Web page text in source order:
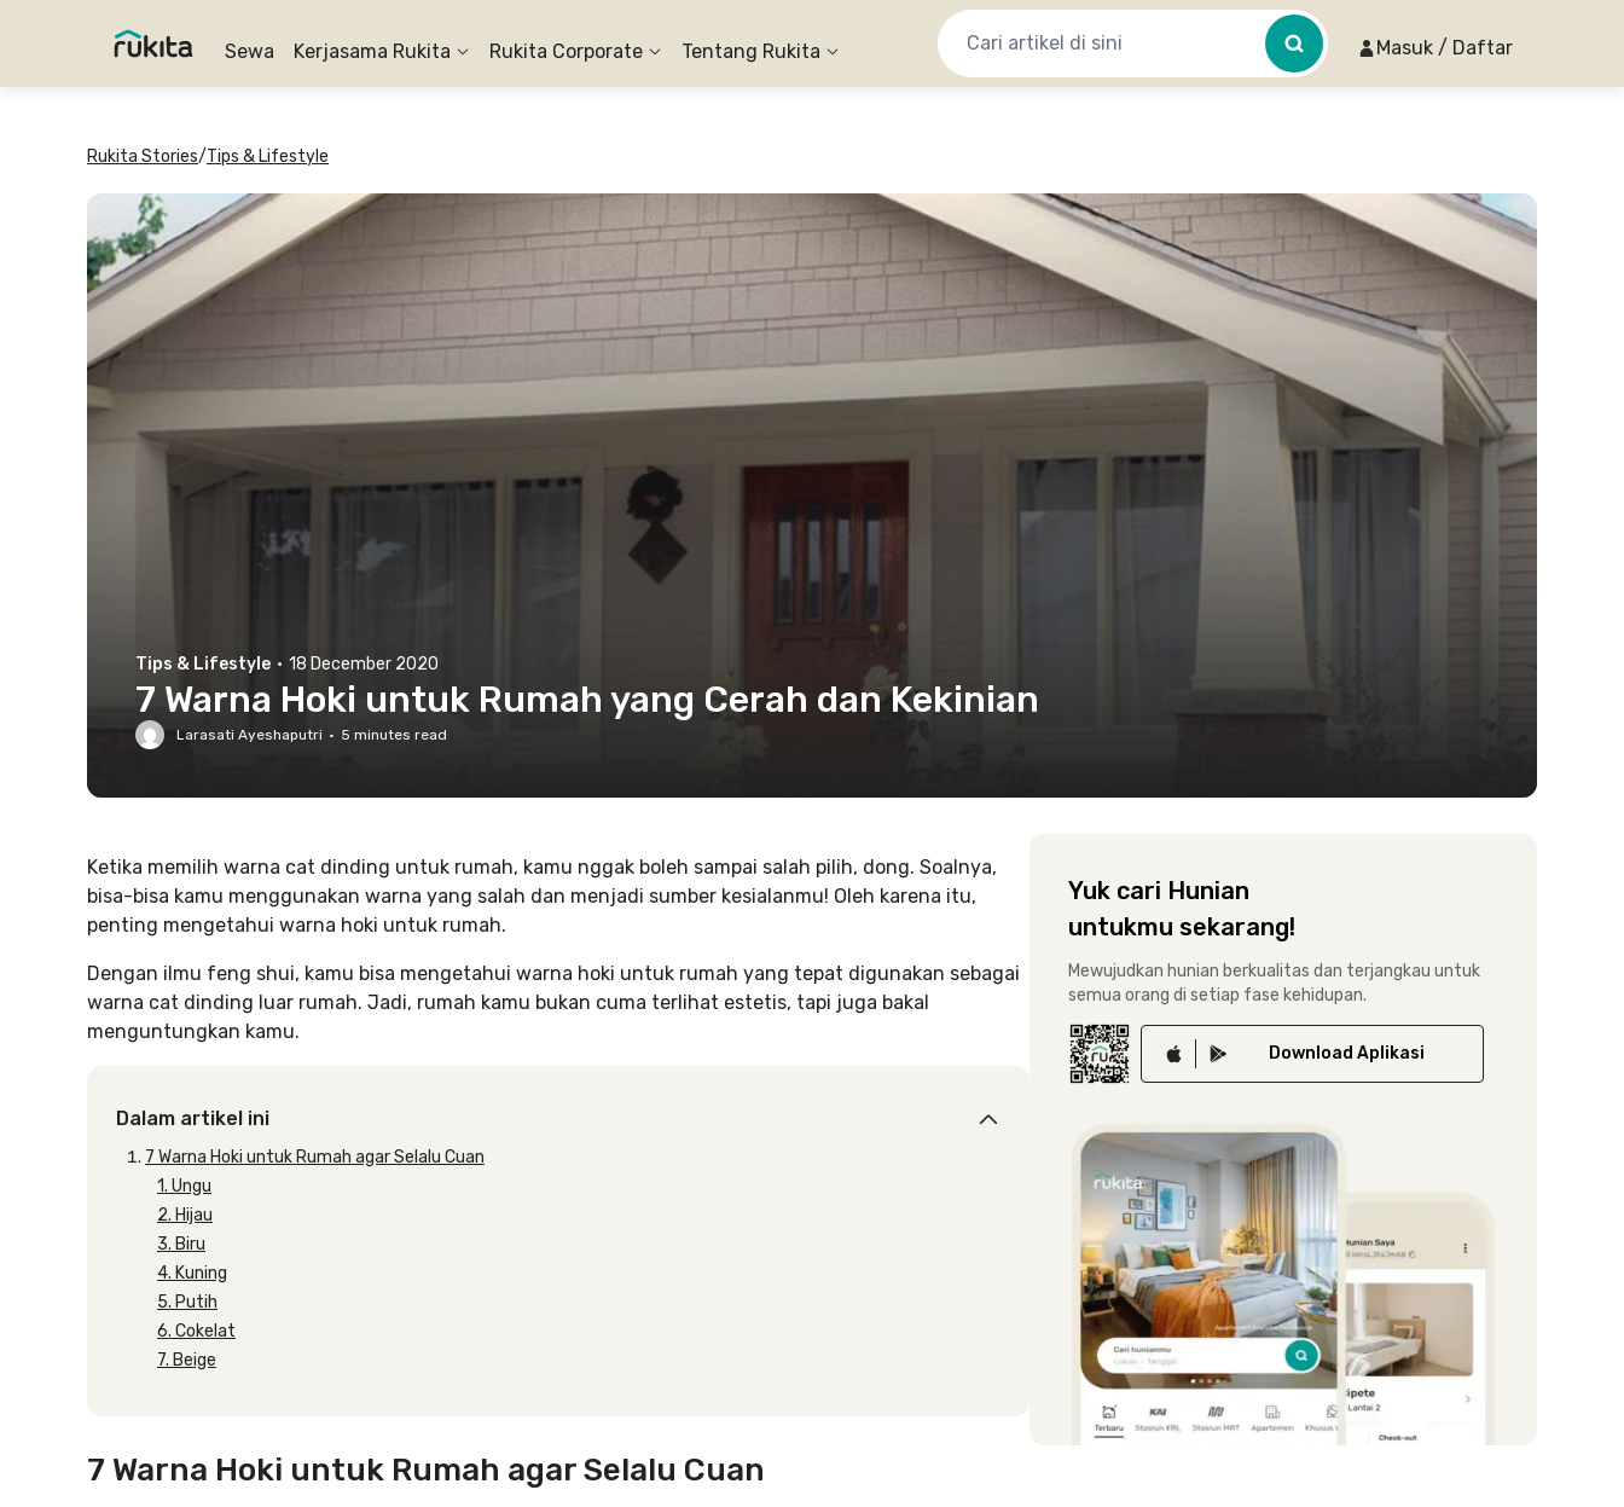
Sewa Kerjasama Rukita Rukita Corporate Tentang Rukita Masuk / Daftar
Rukita Stories/Tips & Lifestyle
Tips & Lifestyle · 18 December 2020
7 Warna Hoki untuk Rumah yang Cerah dan Kekinian
Larasati Ayeshaputri · 5 minutes read
Ketika memilih warna cat dinding untuk rumah, kamu nggak boleh sampai salah pilih, dong. Soalnya,
bisa-bisa kamu menggunakan warna yang salah dan menjadi sumber kesialanmu! Oleh karena itu,
penting mengetahui warna hoki untuk rumah.
Dengan ilmu feng shui, kamu bisa mengetahui warna hoki untuk rumah yang tepat digunakan sebagai
warna cat dinding luar rumah. Jadi, rumah kamu bukan cuma terlihat estetis, tapi juga bakal
menguntungkan kamu.
Dalam artikel ini
7 Warna Hoki untuk Rumah agar Selalu Cuan
1. Ungu
2. Hijau
3. Biru
4. Kuning
5. Putih
6. Cokelat
7. Beige
7 Warna Hoki untuk Rumah agar Selalu Cuan
Yuk cari Hunian
untukmu sekarang!
Mewujudkan hunian berkualitas dan terjangkau untuk
semua orang di setiap fase kehidupan.
Download Aplikasi